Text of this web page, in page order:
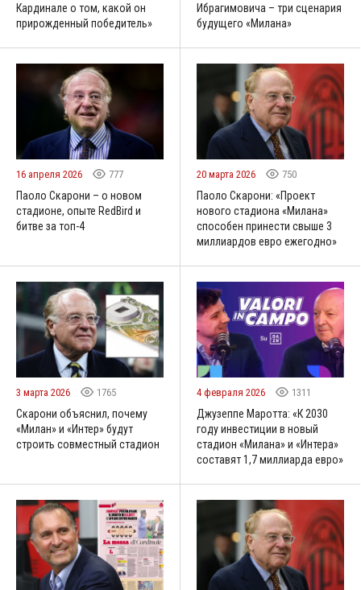
Кардинале о том, какой он
прирожденный победитель»
Ибрагимовича – три сценария
будущего «Милана»
16 апреля 2026 777
Паоло Скарони – о новом
стадионе, опыте RedBird и
битве за топ-4
20 марта 2026 750
Паоло Скарони: «Проект
нового стадиона «Милана»
способен принести свыше 3
миллиардов евро ежегодно»
3 марта 2026 1765
Скарони объяснил, почему
«Милан» и «Интер» будут
строить совместный стадион
4 февраля 2026 1311
Джузеппе Маротта: «К 2030
году инвестиции в новый
стадион «Милана» и «Интера»
составят 1,7 миллиарда евро»